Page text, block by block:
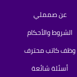
عن صمملي
الشروط والأحكام
وظف كاتب محترف
أسئلة شائعة